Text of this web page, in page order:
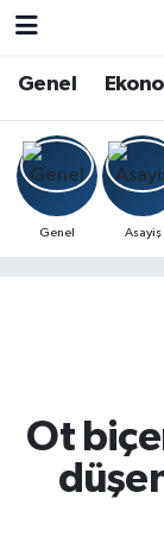
Genel
Genel Asayiş
Ot